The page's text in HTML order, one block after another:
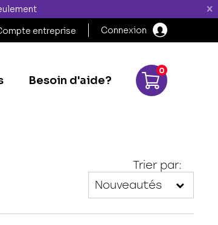
entreprise Connexion
Besoin d'aide?
0
Trier par: